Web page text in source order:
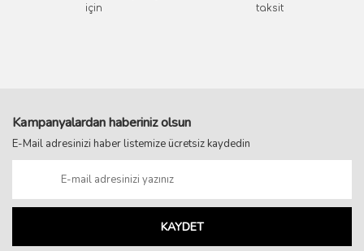
için
taksit
Kampanyalardan haberiniz olsun
E-Mail adresinizi haber listemize ücretsiz kaydedin
KAYDET